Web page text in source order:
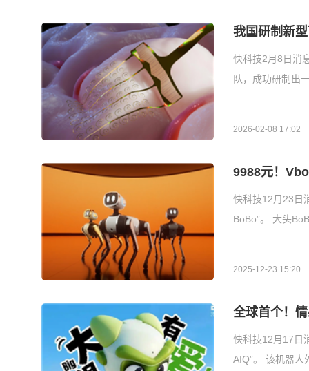
我国研制新
快科技2月8日消
队，成功研制出
2026-02-08 17:02
9988元！
快科技12月23日
BoBo”。 大头
2025-12-23 15:20
全球首个！
快科技12月17日
AIQ”。 该机器